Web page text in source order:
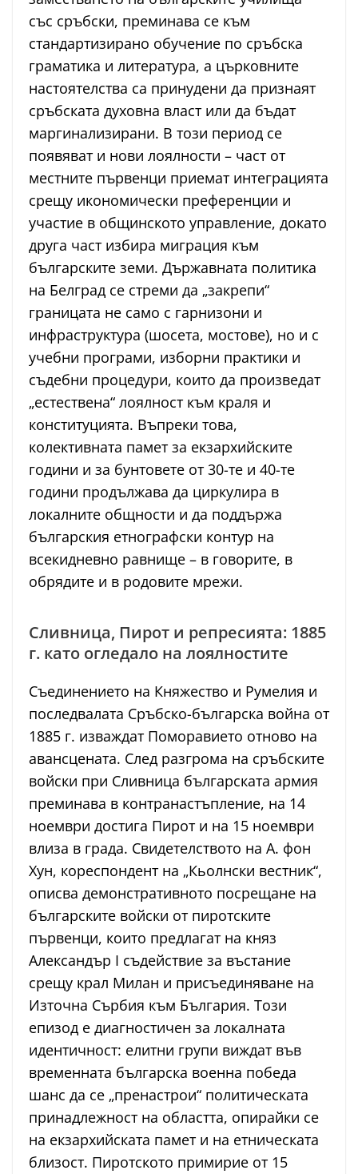
със сръбски, преминава се към
стандартизирано обучение по сръбска
граматика и литература, а църковните
настоятелства са принудени да признаят
сръбската духовна власт или да бъдат
маргинализирани. В този период се
появяват и нови лоялности – част от
местните първенци приемат интеграцията
срещу икономически преференции и
участие в общинското управление, докато
друга част избира миграция към
българските земи. Държавната политика
на Белград се стреми да „закрепи“
границата не само с гарнизони и
инфраструктура (шосета, мостове), но и с
учебни програми, изборни практики и
съдебни процедури, които да произведат
„естествена“ лоялност към краля и
конституцията. Въпреки това,
колективната памет за екзархийските
години и за бунтовете от 30-те и 40-те
години продължава да циркулира в
локалните общности и да поддържа
българския етнографски контур на
всекидневно равнище – в говорите, в
обрядите и в родовите мрежи.
Сливница, Пирот и репресията: 1885
г. като огледало на лоялностите
Съединението на Княжество и Румелия и
последвалата Сръбско-българска война от
1885 г. изваждат Поморавието отново на
авансцената. След разгрома на сръбските
войски при Сливница българската армия
преминава в контранастъпление, на 14
ноември достига Пирот и на 15 ноември
влиза в града. Свидетелството на А. фон
Хун, кореспондент на „Кьолнски вестник“,
описва демонстративното посрещане на
българските войски от пиротските
първенци, които предлагат на княз
Александър I съдействие за въстание
срещу крал Милан и присъединяване на
Източна Сърбия към България. Този
епизод е диагностичен за локалната
идентичност: елитни групи виждат във
временната българска военна победа
шанс да се „пренастрои“ политическата
принадлежност на областта, опирайки се
на екзархийската памет и на етническата
близост. Пиротското примирие от 15